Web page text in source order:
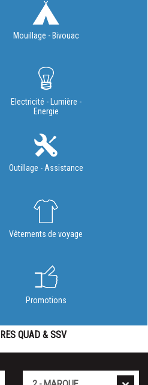
Mouillage - Bivouac
Electricité - Lumière -
Energie
Outillage - Assistance
Vêtements de voyage
Promotions
QUAD & SSV